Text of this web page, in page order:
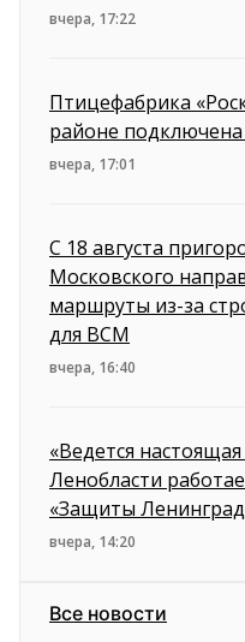
вчера, 17:22
Птицефабрика
районе подключена
вчера, 17:01
С 18 августа
Московского
маршруты из-за
для ВСМ
вчера, 16:40
«Ведется
Ленобласти
«Защиты
вчера, 14:20
Все новости